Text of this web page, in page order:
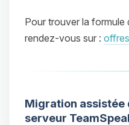
Pour trouver la formule
rendez‑vous sur :
Migration assistée
serveur